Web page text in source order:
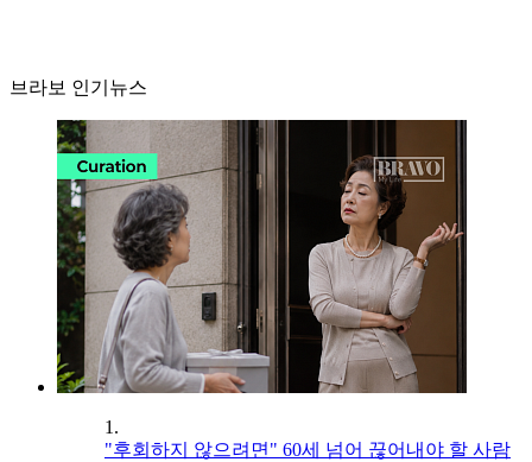
브라보 인기뉴스
1.
"후회하지 않으려면" 60세 넘어 끊어내야 할 사람